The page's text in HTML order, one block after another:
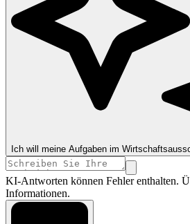
Ich will meine Aufgaben im
KI-Antworten können Fehler enthalten.
Informationen.